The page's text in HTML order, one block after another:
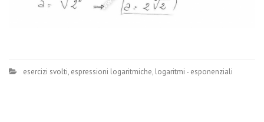
esercizi svolti, espressioni logaritmiche, logaritmi - esponenziali